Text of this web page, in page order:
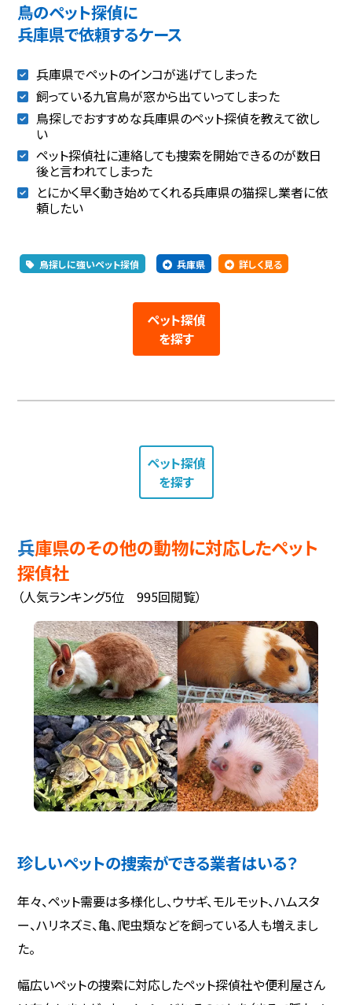
鳥のペット探偵に
兵庫県で依頼するケース
兵庫県でペットのインコが逃げてしまった
飼っている九官鳥が窓から出ていってしまった
鳥探しでおすすめな兵庫県のペット探偵を教えて欲し
い
ペット探偵社に連絡しても捜索を開始できるのが数日
後と言われてしまった
とにかく早く動き始めてくれる兵庫県の猫探し業者に依
頼したい
鳥探しに強いペット探偵 兵庫県 詳しく見る
ペット探偵
を探す
ペット探偵
を探す
兵庫県のその他の動物に対応したペット
探偵社
（人気ランキング5位 995回閲覧）
珍しいペットの捜索ができる業者はいる？
年々、ペット需要は多様化し、ウサギ、モルモット、ハムスタ
ー、ハリネズミ、亀、爬虫類などを飼っている人も増えまし
た。
幅広いペットの捜索に対応したペット探偵社や便利屋さん